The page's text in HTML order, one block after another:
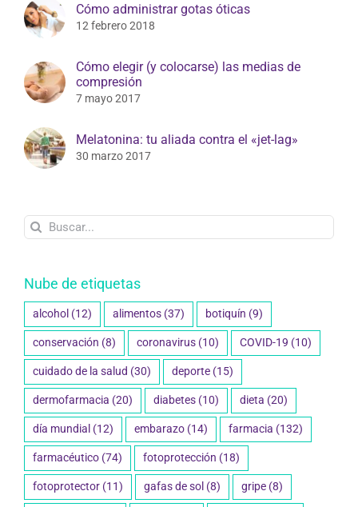
Cómo administrar gotas óticas
12 febrero 2018
Cómo elegir (y colocarse) las medias de
compresión
7 mayo 2017
Melatonina: tu aliada contra el «jet-lag»
30 marzo 2017
Buscar:
Nube de etiquetas
alcohol (12) alimentos (37) botiquín (9)
conservación (8) coronavirus (10) COVID-19 (10)
cuidado de la salud (30) deporte (15)
dermofarmacia (20) diabetes (10) dieta (20)
día mundial (12) embarazo (14) farmacia (132)
farmacéutico (74) fotoprotección (18)
fotoprotector (11) gafas de sol (8) gripe (8)